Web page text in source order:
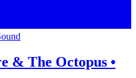
& The Octopus •